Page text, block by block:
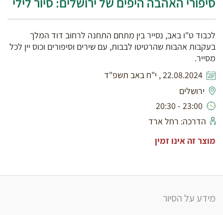
לכבוד ט"ו באב, נסייר בין מתחם התחנה לרחוב דוד המלך
בעקבות אהבות שהרטיטו לבבות, עם שירים וסיפורים וכוס יין לכל
מסייר.
22.08.2024 , י"ח באב תשפ"ד
ירושלים
23:00 - 20:30
הדרכה: רחל ארד
מוצר זה אינו זמין
מידע על הסיור